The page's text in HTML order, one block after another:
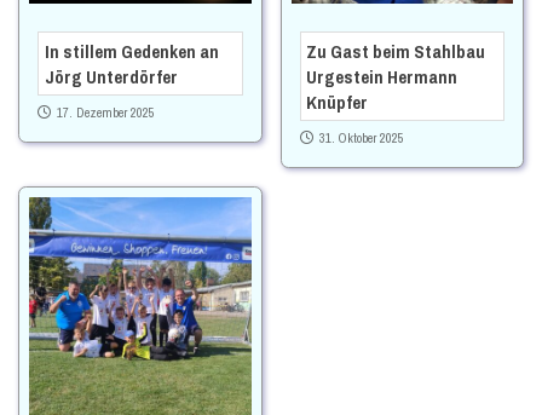
In stillem Gedenken an
Jörg Unterdörfer
17. Dezember 2025
Zu Gast beim Stahlbau
Urgestein Hermann
Knüpfer
31. Oktober 2025